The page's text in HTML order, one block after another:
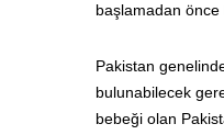
başlamadan önce
Pakistan
bulunabilecek
bebeği olan